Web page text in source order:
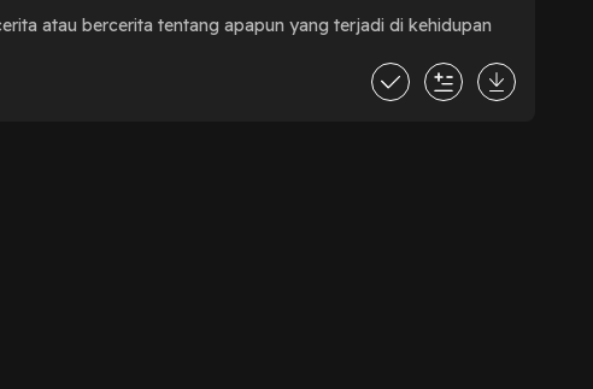
atau bercerita tentang apapun yang terjadi di kehidupan